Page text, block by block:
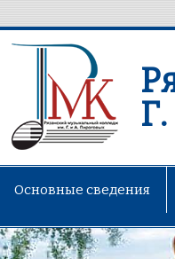
Основные сведения